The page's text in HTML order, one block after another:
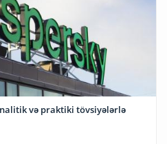
və praktiki tövsiyələrlə